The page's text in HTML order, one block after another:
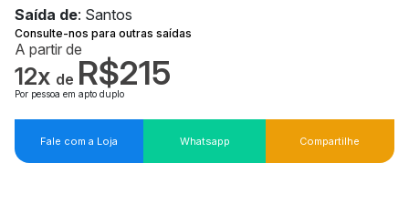
Saída de: Santos
Consulte-nos para outras saídas
A partir de
12x de R$215
Por pessoa em apto duplo
Fale com a Loja Whatsapp Compartilhe